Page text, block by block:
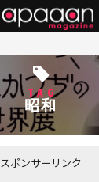
TAG
昭和
スポンサーリンク